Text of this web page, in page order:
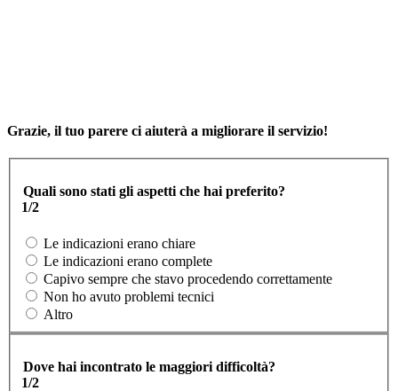
Grazie, il tuo parere ci aiuterà a migliorare il servizio!
Quali sono stati gli aspetti che hai preferito?
1/2
Le indicazioni erano chiare
Le indicazioni erano complete
Capivo sempre che stavo procedendo correttamente
Non ho avuto problemi tecnici
Altro
Dove hai incontrato le maggiori difficoltà?
1/2